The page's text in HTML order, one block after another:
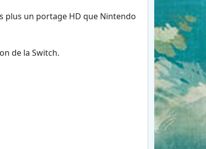
plus un portage HD que Nintendo
de la Switch.